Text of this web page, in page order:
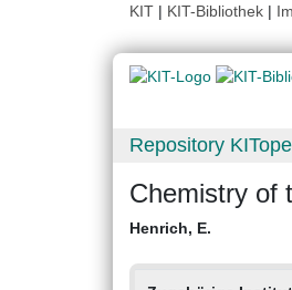
KIT | KIT-Bibliothek |
Repository
Chemistry of
Henrich, E.